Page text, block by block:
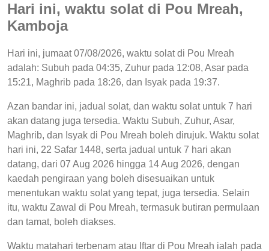
Hari ini, waktu solat di Pou Mreah,
Kamboja
Hari ini, jumaat 07/08/2026, waktu solat di Pou Mreah
adalah: Subuh pada 04:35, Zuhur pada 12:08, Asar pada
15:21, Maghrib pada 18:26, dan Isyak pada 19:37.
Azan bandar ini, jadual solat, dan waktu solat untuk 7 hari
akan datang juga tersedia. Waktu Subuh, Zuhur, Asar,
Maghrib, dan Isyak di Pou Mreah boleh dirujuk. Waktu solat
hari ini, 22 Safar 1448, serta jadual untuk 7 hari akan
datang, dari 07 Aug 2026 hingga 14 Aug 2026, dengan
kaedah pengiraan yang boleh disesuaikan untuk
menentukan waktu solat yang tepat, juga tersedia. Selain
itu, waktu Zawal di Pou Mreah, termasuk butiran permulaan
dan tamat, boleh diakses.
Waktu matahari terbenam atau Iftar di Pou Mreah ialah pada